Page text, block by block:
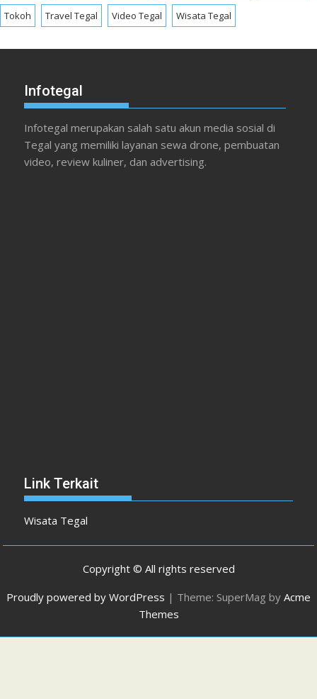
Tokoh Travel Tegal Video Tegal Wisata Tegal
Infotegal
Infotegal merupakan salah satu akun media sosial di
Tegal yang memiliki layanan sewa drone, pembuatan
video, review kuliner, dan advertising.
Link Terkait
Wisata Tegal
Copyright © All rights reserved
Proudly powered by WordPress | Theme: SuperMag by Acme
Themes